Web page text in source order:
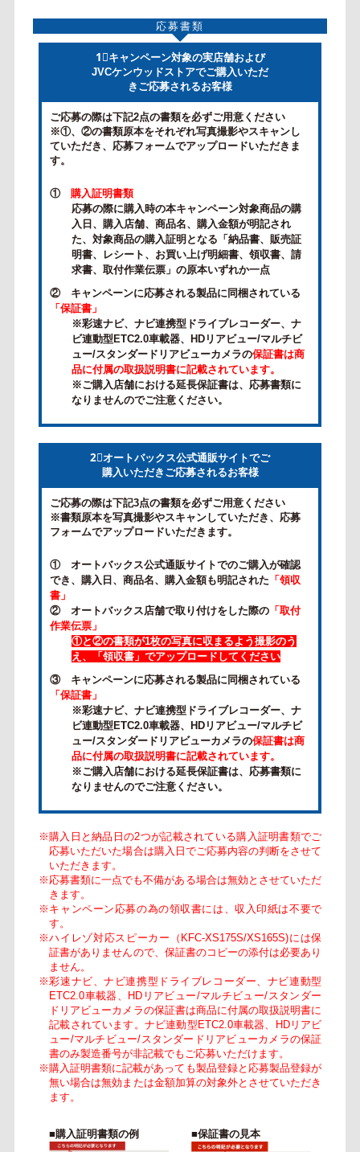
応募書類
1⃣キャンペーン対象の実店舗および
JVCケンウッドストアでご購入いただ
きご応募されるお客様
ご応募の際は下記2点の書類を必ずご用意ください
※①、②の書類原本をそれぞれ写真撮影やスキャンし
ていただき、応募フォームでアップロードいただきま
す。
① 購入証明書類
応募の際に購入時の本キャンペーン対象商品の購
入日、購入店舗、商品名、購入金額が明記され
た、対象商品の購入証明となる「納品書、販売証
明書、レシート、お買い上げ明細書、領収書、請
求書、取付作業伝票」の原本いずれか一点
② キャンペーンに応募される製品に同梱されている
「保証書」
※彩速ナビ、ナビ連携型ドライブレコーダー、ナ
ビ連動型ETC2.0車載器、HDリアビュー/マルチビ
ュー/スタンダードリアビューカメラの保証書は商
品に付属の取扱説明書に記載されています。
※ご購入店舗における延長保証書は、応募書類に
なりませんのでご注意ください。
2⃣オートバックス公式通販サイトでご
購入いただきご応募されるお客様
ご応募の際は下記3点の書類を必ずご用意ください
※書類原本を写真撮影やスキャンしていただき、応募
フォームでアップロードいただきます。
① オートバックス公式通販サイトでのご購入が確認
でき、購入日、商品名、購入金額も明記された 「領収
書」
② オートバックス店舗で取り付けをした際の「取付
作業伝票」
①と②の書類が1枚の写真に収まるよう撮影のう
え、「領収書」でアップロードしてください
③ キャンペーンに応募される製品に同梱されている
「保証書」
※彩速ナビ、ナビ連携型ドライブレコーダー、ナ
ビ連動型ETC2.0車載器、HDリアビュー/マルチビ
ュー/スタンダードリアビューカメラの保証書は商
品に付属の取扱説明書に記載されています。
※ご購入店舗における延長保証書は、応募書類に
なりませんのでご注意ください。
※購入日と納品日の2つが記載されている購入証明書類でご
応募いただいた場合は購入日でご応募内容の判断をさせて
いただきます。
※応募書類に一点でも不備がある場合は無効とさせていただ
きます。
※キャンペーン応募の為の領収書には、収入印紙は不要で
す。
※ハイレゾ対応スピーカー（KFC-XS175S/XS165S)には保
証書がありませんので、保証書のコピーの添付は必要あり
ません。
※彩速ナビ、ナビ連携型ドライブレコーダー、ナビ連動型
ETC2.0車載器、HDリアビュー/マルチビュー/スタンダー
ドリアビューカメラの保証書は商品に付属の取扱説明書に
記載されています。ナビ連動型ETC2.0車載器、HDリアビ
ュー/マルチビュー/スタンダードリアビューカメラの保証
書のみ製造番号が非記載でもご応募いただけます。
※購入証明書類に記載があっても製品登録と応募製品登録が
無い場合は無効または金額加算の対象外とさせていただき
ます。
■購入証明書類の例 ■保証書の見本